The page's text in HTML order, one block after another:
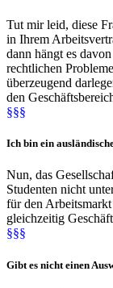
Tut mir leid, diese
in Ihrem
dann hängt es
rechtlichen
überzeugend
den
§§§
Ich bin ein
Nun, das
Studenten nicht
für den
gleichzeitig
§§§
Gibt es nicht einen